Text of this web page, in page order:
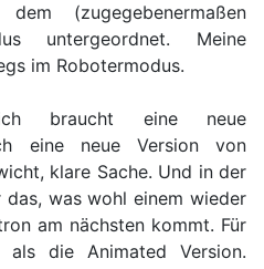
(zugegebenermaßen
untergeordnet. Meine
im Robotermodus.
braucht eine neue
eine neue Version von
klare Sache. Und in der
das, was wohl einem wieder
am nächsten kommt. Für
die Animated Version.